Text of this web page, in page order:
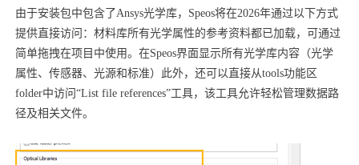
由于安装包中包含了Ansys光学库，Speos将在2026年通过以下方式
提供直接访问：材料库所有光学属性的参考资料都已加载，可通过
简单拖拽在项目中使用。在Speos界面显示所有光学库内容（光学
属性、传感器、光源和标准）此外，还可以直接从tools功能区
folder中访问“List file references”工具，该工具允许轻松管理数据路
径及相关文件。